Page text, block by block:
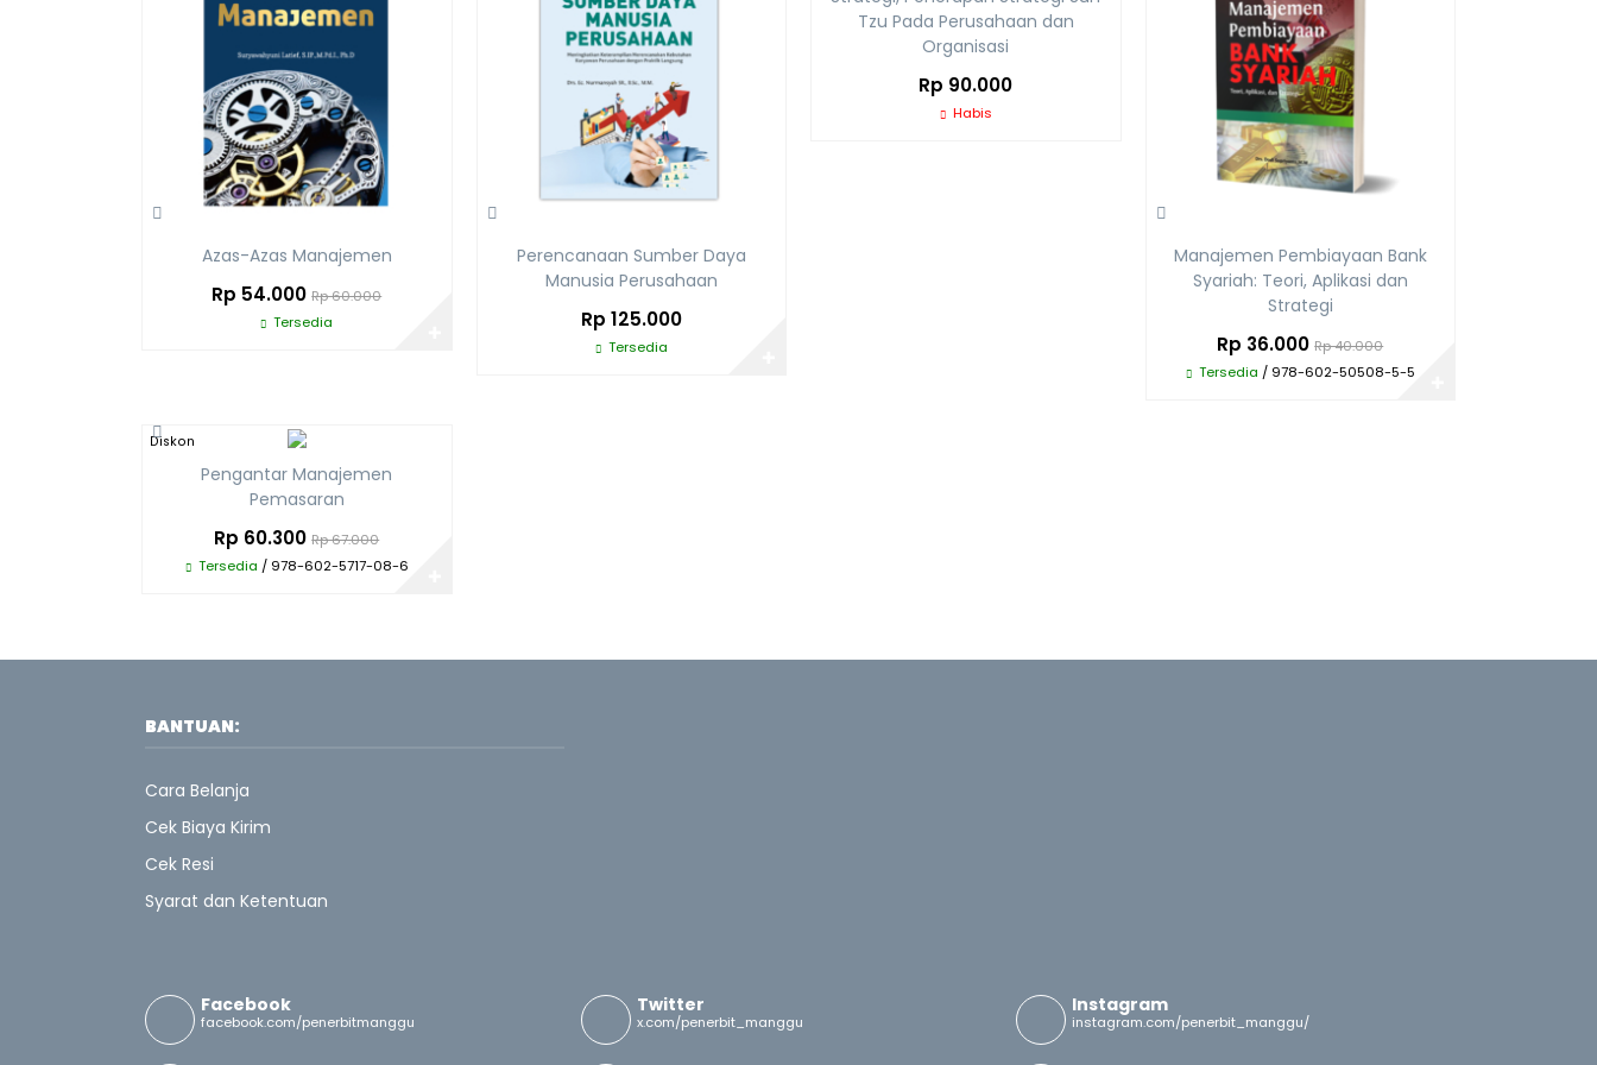
Azas-Azas Manajemen
Rp 54.000 Rp 60.000
Tersedia
Perencanaan Sumber Daya
Manusia Perusahaan
Rp 125.000
Tersedia
Tzu Pada Perusahaan dan
Organisasi
Rp 90.000
Habis
Manajemen Pembiayaan Bank
Syariah: Teori, Aplikasi dan
Strategi
Rp 36.000 Rp 40.000
Tersedia / 978-602-50508-5-5
Diskon
Pengantar Manajemen
Pemasaran
Rp 60.300 Rp 67.000
Tersedia / 978-602-5717-08-6
BANTUAN:
Cara Belanja
Cek Biaya Kirim
Cek Resi
Syarat dan Ketentuan
Facebook
facebook.com/penerbitmanggu
Twitter
x.com/penerbit_manggu
Instagram
instagram.com/penerbit_manggu/